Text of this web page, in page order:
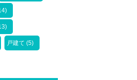
戸建て (5)